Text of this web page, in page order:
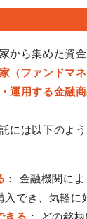
から集めた資
（ファンドマ
運用する金融
には以下のよ
： 金融機関に
でき、気軽に
きる ： どの銘